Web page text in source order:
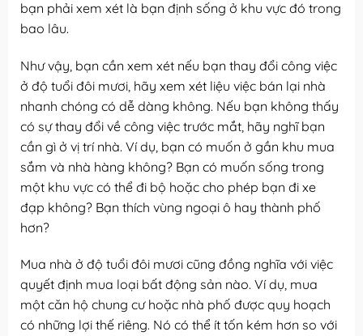
bạn phải xem xét là bạn định sống ở khu vực đó trong
bao lâu.
Như vậy, bạn cần xem xét nếu bạn thay đổi công việc
ở độ tuổi đôi mươi, hãy xem xét liệu việc bán lại nhà
nhanh chóng có dễ dàng không. Nếu bạn không thấy
có sự thay đổi về công việc trước mắt, hãy nghĩ bạn
cần gì ở vị trí nhà. Ví dụ, bạn có muốn ở gần khu mua
sắm và nhà hàng không? Bạn có muốn sống trong
một khu vực có thể đi bộ hoặc cho phép bạn đi xe
đạp không? Bạn thích vùng ngoại ô hay thành phố
hơn?
Mua nhà ở độ tuổi đôi mươi cũng đồng nghĩa với việc
quyết định mua loại bất động sản nào. Ví dụ, mua
một căn hộ chung cư hoặc nhà phố được quy hoạch
có những lợi thế riêng. Nó có thể ít tốn kém hơn so với